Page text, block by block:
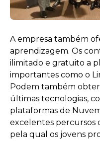
A empresa também
aprendizagem. Os
ilimitado e gratuito a
importantes como o
Podem também
últimas tecnologias,
plataformas de
excelentes percursos
pela qual os jovens